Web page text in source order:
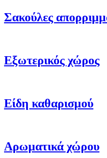
Σακούλες
Εξωτερικός χώρος
Είδη καθαρισμού
Αρωματικά χώρου